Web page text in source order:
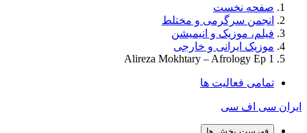
صفحه نخست
انجمن سرگرمی و مختلط
فیلم، موزیک و انیمیشن
موزیک ایرانی و خارجی
Alireza Mokhtary – Afrology Ep 1
تمامی فعالیت ها
ایران سی اف سی